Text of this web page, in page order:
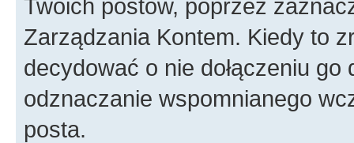
Twoich postów, poprzez
Zarządzania Kontem. Kiedy to
decydować o nie dołączeniu
odznaczanie wspomnianego
posta.